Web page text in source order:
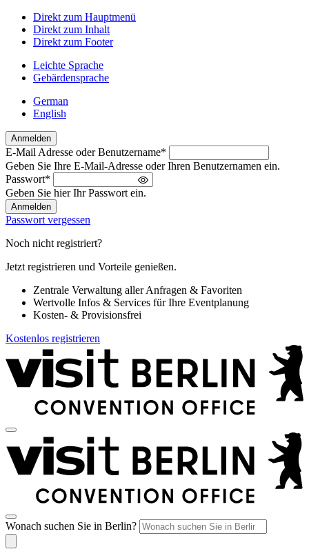
Direkt zum Hauptmenü
Direkt zum Inhalt
Direkt zum Footer
Leichte Sprache
Gebärdensprache
German
English
Anmelden
Willkommen
zurück!
Bitte
melden
Sie
sich
an
E-Mail Adresse oder Benutzername*
Geben Sie Ihre E-Mail-Adresse oder Ihren Benutzernamen ein.
Passwort*
Geben Sie hier Ihr Passwort ein.
Passwort vergessen
Noch nicht registriert?
Jetzt registrieren und Vorteile genießen.
Zentrale Verwaltung aller Anfragen & Favoriten
Wertvolle Infos & Services für Ihre Eventplanung
Kosten- & Provisionsfrei
Kostenlos registrieren
Wonach suchen Sie in Berlin?